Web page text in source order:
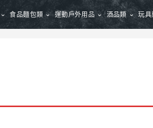
食品麵包類 運動戶外用品 酒品類 玩具